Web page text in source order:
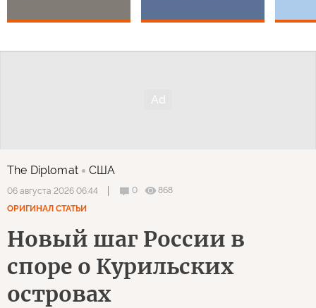
The Diplomat США
06 августа 2026 06:44 0
868
ОРИГИНАЛ СТАТЬИ
Новый шаг России в
споре о Курильских
островах